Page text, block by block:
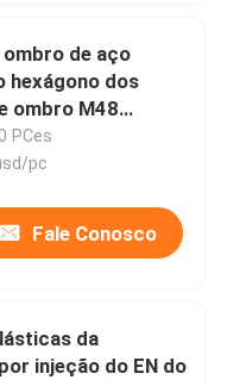
de aço
hexágono dos
ombro M48
30
PCes
pc
Fale Conosco
da
injeção do EN do